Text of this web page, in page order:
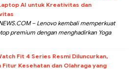
AI untuk Kreativitas dan
– Lenovo kembali memperkuat
premium dengan menghadirkan Yoga
Fit 4 Series Resmi Diluncurkan,
Fitur Kesehatan dan Olahraga yang